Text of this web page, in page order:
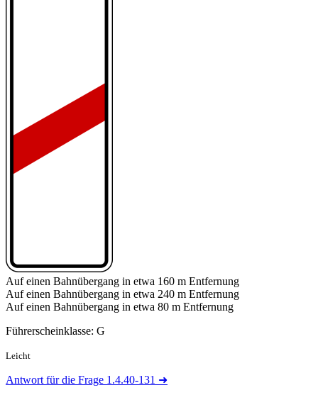
Auf einen Bahnübergang in etwa 160 m Entfernung
Auf einen Bahnübergang in etwa 240 m Entfernung
Auf einen Bahnübergang in etwa 80 m Entfernung
Führerscheinklasse: G
Leicht
Antwort für die Frage 1.4.40-131 ➜